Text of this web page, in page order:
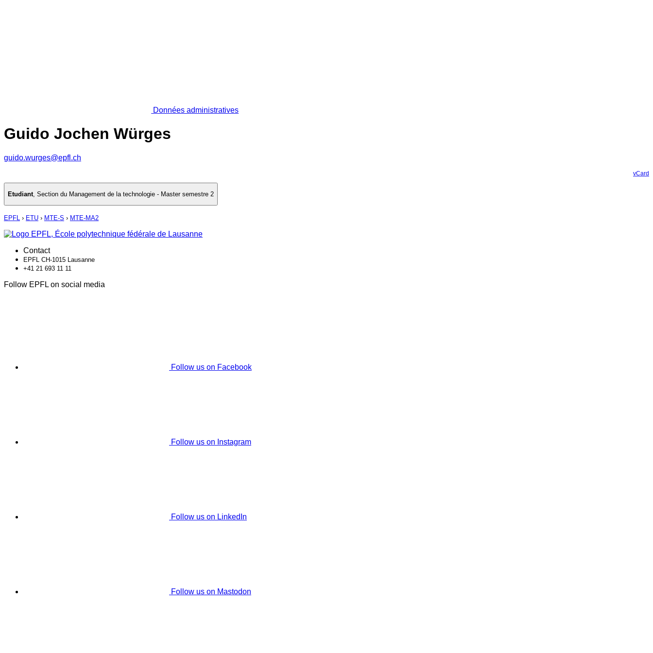
Données administratives
Guido Jochen Würges
guido.wurges@epfl.ch
vCard
Etudiant, Section du Management de la technologie - Master semestre 2
EPFL › ETU › MTE-S › MTE-MA2
Contact
EPFL CH-1015 Lausanne
+41 21 693 11 11
Follow EPFL on social media
Follow us on Facebook
Follow us on Instagram
Follow us on LinkedIn
Follow us on Mastodon